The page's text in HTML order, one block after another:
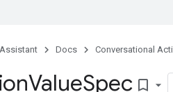
Docs Conversational
ValueSpec bookmark_border